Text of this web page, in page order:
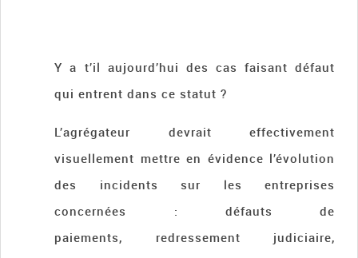
Y a t’il aujourd’hui des cas faisant défaut
qui entrent dans ce statut ?
L’agrégateur devrait effectivement
visuellement mettre en évidence l’évolution
des incidents sur les entreprises
concernées : défauts de
paiements, redressement judiciaire,